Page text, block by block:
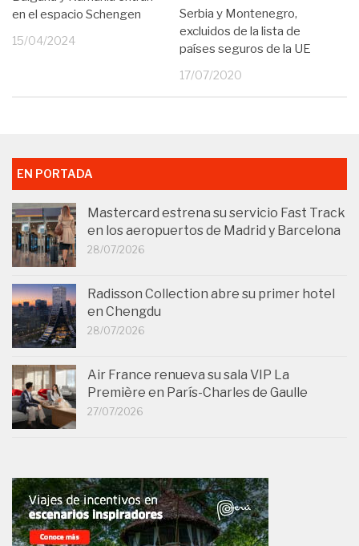
en el espacio Schengen
15/04/2024
Serbia y Montenegro,
excluidos de la lista de
países seguros de la UE
17/07/2020
EN PORTADA
Mastercard estrena su servicio Fast Track
en los aeropuertos de Madrid y Barcelona
28/07/2026
Radisson Collection abre su primer hotel
en Chengdu
28/07/2026
Air France renueva su sala VIP La
Première en París-Charles de Gaulle
27/07/2026